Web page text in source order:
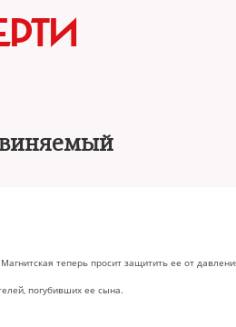
теперь просит защитить ее от
погубивших ее сына.